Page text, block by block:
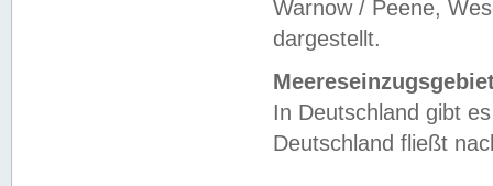
Warnow / Peene,
dargestellt.
In Deutschland gibt
Deutschland fließt